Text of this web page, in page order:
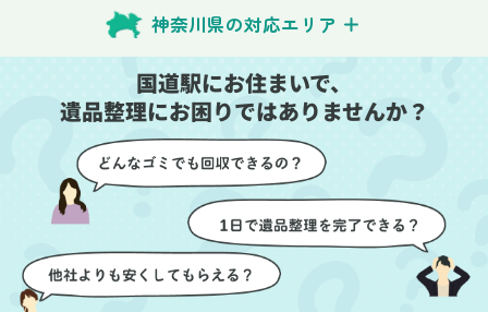
んが手際よく片付けてく
れたので、部屋が驚くほ
どスッキリしました。自
分では手が回らなかった
場所も含め、プロの力を
実感しました。
特に、物が散乱していた
部屋の整理や、細かなア
イテムの仕分けを迅速か
つ丁寧に対応していただ
けたのがありがたかった
です。家族それぞれが必
要なものを確認しながら
よく対応していただき驚
きました。
当日は2名のスタッフが来
てくださり、作業の流れ
や注意点をしっかり説明
していただけたので、こ
ちらも安心感を持って作
業を見守ることができま
した。運び出しの際も、
壁や床を傷つけないよう
に細心の注意を払ってい
ただき、家全体がスムー
ズに片付いていくのがと
神奈川県の対応エリア
国道駅にお住まいで、
遺品整理にお困りではありませんか？